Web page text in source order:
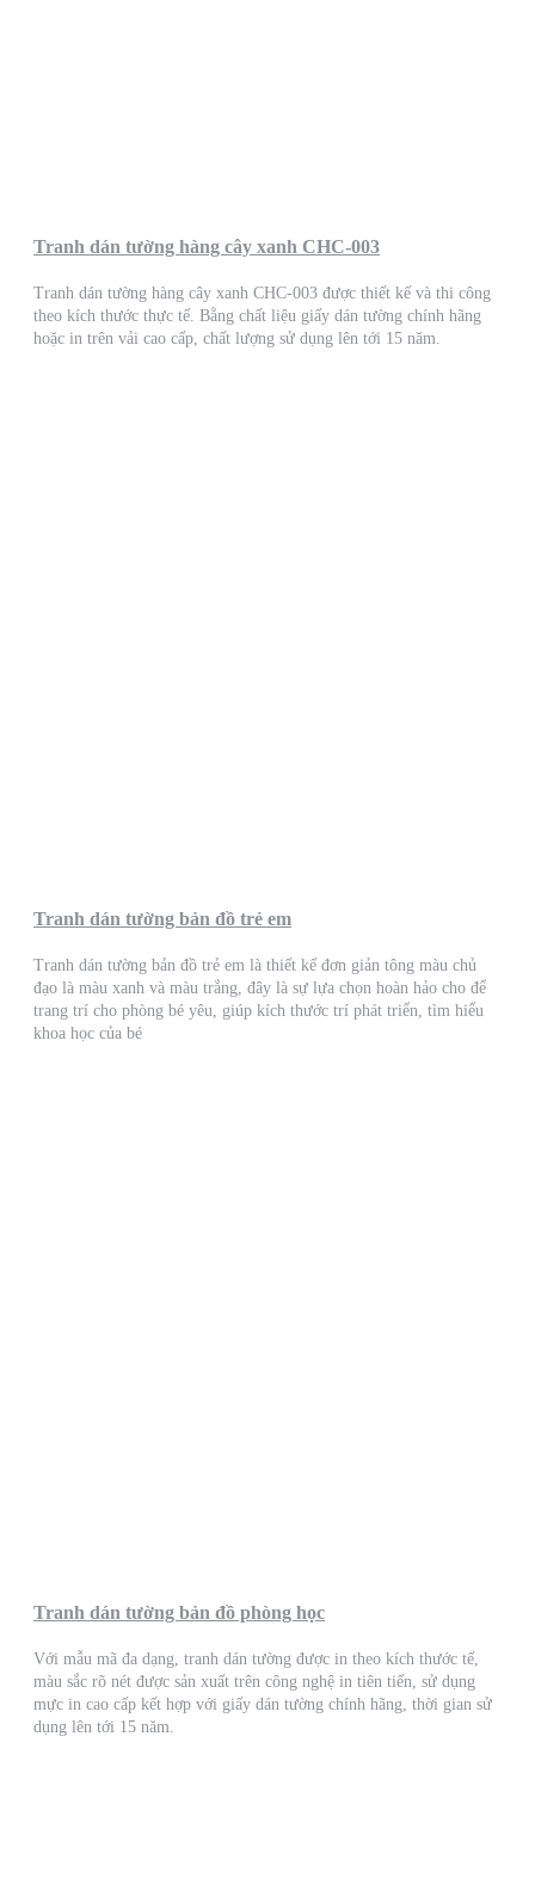
Tranh dán tường hàng cây xanh CHC-003
Tranh dán tường hàng cây xanh CHC-003 được thiết kế và thi công
theo kích thước thực tế. Bằng chất liệu giấy dán tường chính hãng
hoặc in trên vải cao cấp, chất lượng sử dụng lên tới 15 năm.
Tranh dán tường bản đồ trẻ em
Tranh dán tường bản đồ trẻ em là thiết kế đơn giản tông màu chủ
đạo là màu xanh và màu trắng, đây là sự lựa chọn hoàn hảo cho để
trang trí cho phòng bé yêu, giúp kích thước trí phát triển, tìm hiểu
khoa học của bé
Tranh dán tường bản đồ phòng học
Với mẫu mã đa dạng, tranh dán tường được in theo kích thước tế,
màu sắc rõ nét được sản xuất trên công nghệ in tiên tiến, sử dụng
mực in cao cấp kết hợp với giấy dán tường chính hãng, thời gian sử
dụng lên tới 15 năm.